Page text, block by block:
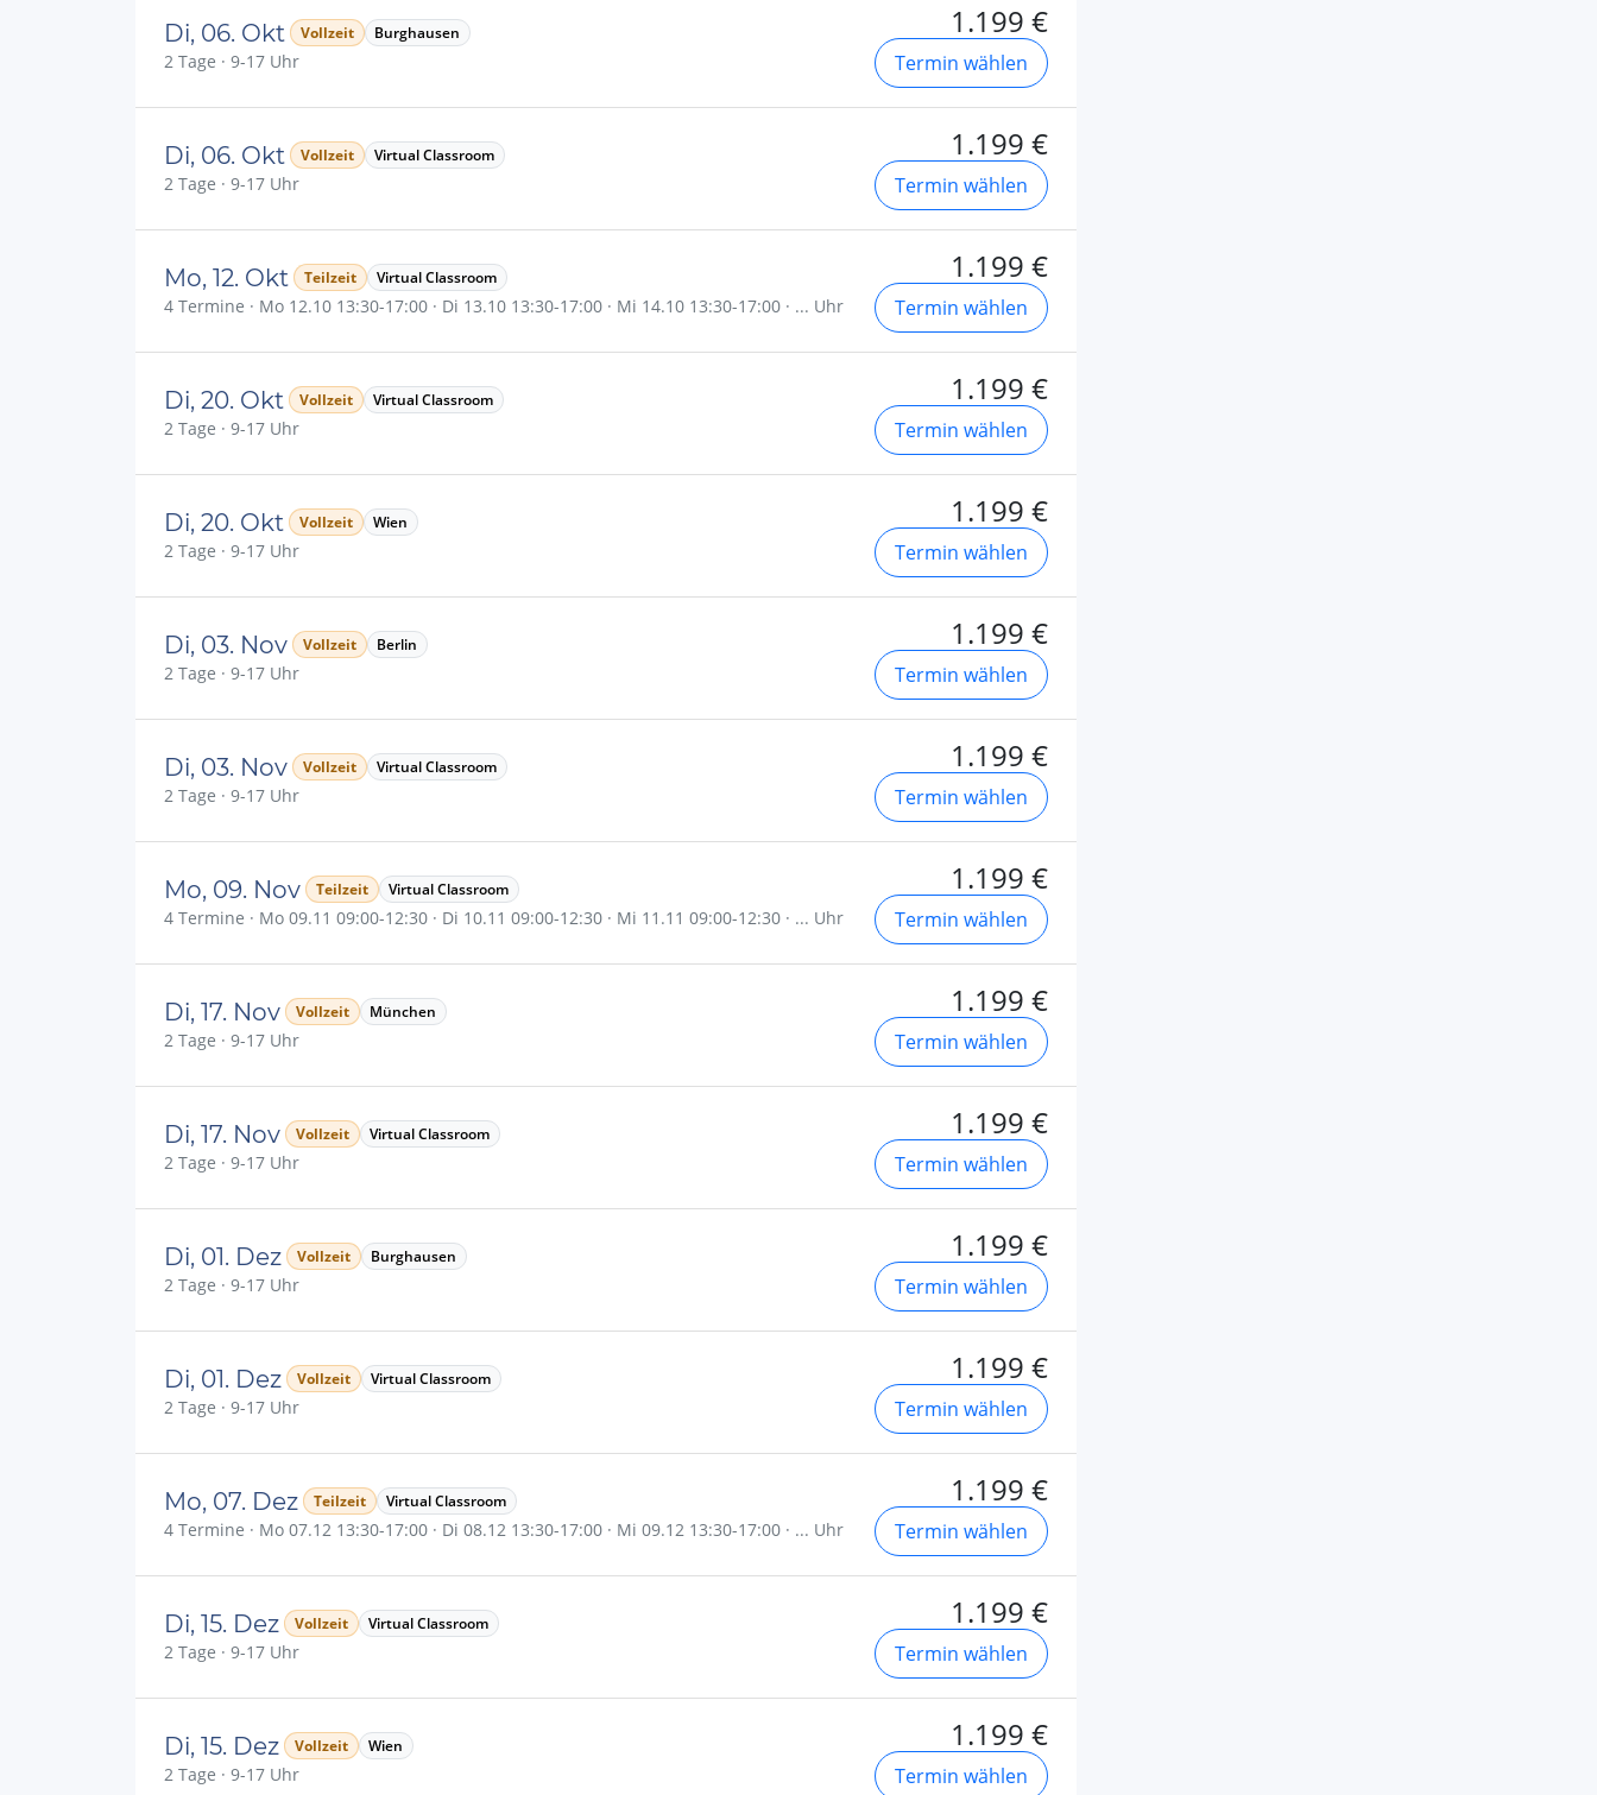
Di, 06. Okt Vollzeit Burghausen
2 Tage · 9-17 Uhr
1.199 €
Termin wählen
Di, 06. Okt Vollzeit Virtual Classroom
2 Tage · 9-17 Uhr
1.199 €
Termin wählen
Mo, 12. Okt Teilzeit Virtual Classroom
4 Termine · Mo 12.10 13:30-17:00 · Di 13.10 13:30-17:00 · Mi 14.10 13:30-17:00 · ... Uhr
1.199 €
Termin wählen
Di, 20. Okt Vollzeit Virtual Classroom
2 Tage · 9-17 Uhr
1.199 €
Termin wählen
Di, 20. Okt Vollzeit Wien
2 Tage · 9-17 Uhr
1.199 €
Termin wählen
Di, 03. Nov Vollzeit Berlin
2 Tage · 9-17 Uhr
1.199 €
Termin wählen
Di, 03. Nov Vollzeit Virtual Classroom
2 Tage · 9-17 Uhr
1.199 €
Termin wählen
Mo, 09. Nov Teilzeit Virtual Classroom
4 Termine · Mo 09.11 09:00-12:30 · Di 10.11 09:00-12:30 · Mi 11.11 09:00-12:30 · ... Uhr
1.199 €
Termin wählen
Di, 17. Nov Vollzeit München
2 Tage · 9-17 Uhr
1.199 €
Termin wählen
Di, 17. Nov Vollzeit Virtual Classroom
2 Tage · 9-17 Uhr
1.199 €
Termin wählen
Di, 01. Dez Vollzeit Burghausen
2 Tage · 9-17 Uhr
1.199 €
Termin wählen
Di, 01. Dez Vollzeit Virtual Classroom
2 Tage · 9-17 Uhr
1.199 €
Termin wählen
Mo, 07. Dez Teilzeit Virtual Classroom
4 Termine · Mo 07.12 13:30-17:00 · Di 08.12 13:30-17:00 · Mi 09.12 13:30-17:00 · ... Uhr
1.199 €
Termin wählen
Di, 15. Dez Vollzeit Virtual Classroom
2 Tage · 9-17 Uhr
1.199 €
Termin wählen
Di, 15. Dez Vollzeit Wien
2 Tage · 9-17 Uhr
1.199 €
Termin wählen